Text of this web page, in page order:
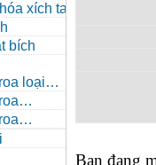
xích tai eo
nghiệp
bích
loại
Bạn đang